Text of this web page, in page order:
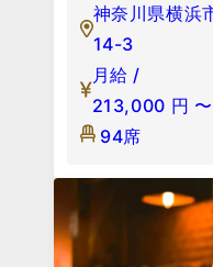
神奈川県横浜
14-3
月給 /
213,000 円 〜
94席